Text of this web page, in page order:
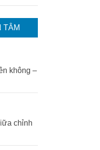
TÂM
không –
chỉnh